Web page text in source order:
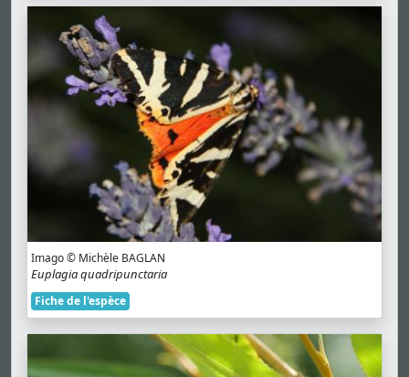
Imago © Michèle BAGLAN
Euplagia quadripunctaria
Fiche de l'espèce